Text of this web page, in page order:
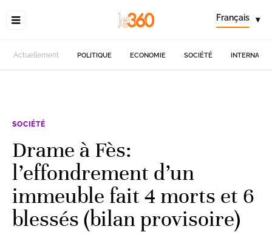
Français ▾
Actuellement POLITIQUE ECONOMIE SOCIÉTÉ
SOCIÉTÉ
Drame à Fès:
l’effondrement d’un
immeuble fait 4 morts et 6
blessés (bilan provisoire)